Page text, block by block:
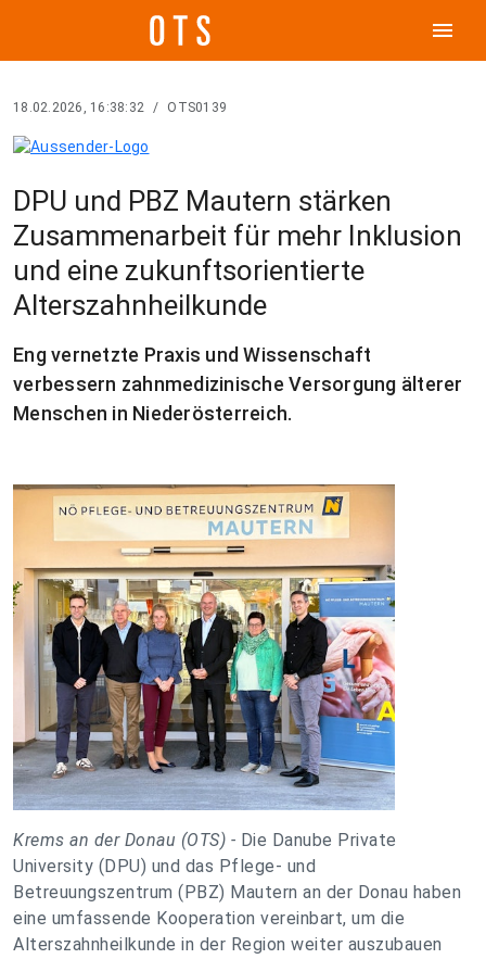
menu
18.02.2026, 16:38:32 / OTS0139
DPU und PBZ Mautern stärken
Zusammenarbeit für mehr Inklusion
und eine zukunftsorientierte
Alterszahnheilkunde
Eng vernetzte Praxis und Wissenschaft
verbessern zahnmedizinische Versorgung älterer
Menschen in Niederösterreich.
Krems an der Donau (OTS) - Die Danube Private
University (DPU) und das Pflege- und
Betreuungszentrum (PBZ) Mautern an der Donau haben
eine umfassende Kooperation vereinbart, um die
Alterszahnheilkunde in der Region weiter auszubauen